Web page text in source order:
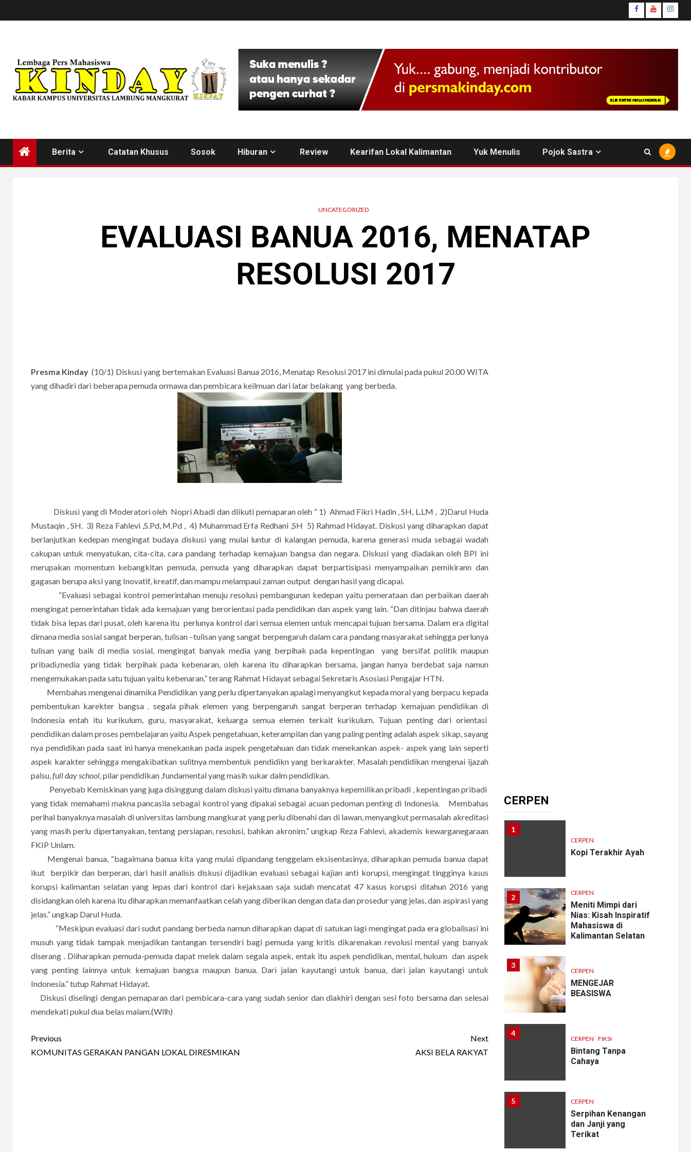
to
facebook
youtube
Berita Catatan Khusus Sosok Hiburan Review Kearifan Lokal Kalimantan Yuk Menulis Pojok Sastra
UNCATEGORIZED
EVALUASI BANUA 2016, MENATAP
RESOLUSI 2017
Presma Kinday (10/1) Diskusi yang bertemakan Evaluasi Banua 2016, Menatap Resolusi 2017 ini dimulai pada pukul 20.00 WITA
yang dihadiri dari beberapa pemuda ormawa dan pembicara keilmuan dari latar belakang yang berbeda.
Diskusi yang di Moderatori oleh Nopri Abadi dan diikuti pemaparan oleh ” 1) Ahmad Fikri Hadin , SH, L.LM , 2)Darul Huda
Mustaqin , SH. 3) Reza Fahlevi ,S.Pd, M.Pd , 4) Muhammad Erfa Redhani ,SH 5) Rahmad Hidayat. Diskusi yang diharapkan dapat
berlanjutkan kedepan mengingat budaya diskusi yang mulai luntur di kalangan pemuda, karena generasi muda sebagai wadah
cakupan untuk menyatukan, cita-cita, cara pandang terhadap kemajuan bangsa dan negara. Diskusi yang diadakan oleh BPI ini
merupakan momentum kebangkitan pemuda, pemuda yang diharapkan dapat berpartisipasi menyampaikan pemikirann dan
gagasan berupa aksi yang Inovatif, kreatif, dan mampu melampaui zaman output dengan hasil yang dicapai.
“Evaluasi sebagai kontrol pemerintahan menuju resolusi pembangunan kedepan yaitu pemerataan dan perbaikan daerah
mengingat pemerintahan tidak ada kemajuan yang berorientasi pada pendidikan dan aspek yang lain. “Dan ditinjau bahwa daerah
tidak bisa lepas dari pusat, oleh karena itu perlunya kontrol dari semua elemen untuk mencapai tujuan bersama. Dalam era digital
dimana media sosial sangat berperan, tulisan –tulisan yang sangat berpengaruh dalam cara pandang masyarakat sehingga perlunya
tulisan yang baik di media sosial, mengingat banyak media yang berpihak pada kepentingan yang bersifat politik maupun
pribadi,media yang tidak berpihak pada kebenaran, oleh karena itu diharapkan bersama, jangan hanya berdebat saja namun
mengemukakan pada satu tujuan yaitu kebenaran.” terang Rahmat Hidayat sebagai Sekretaris Asosiasi Pengajar HTN.
Membahas mengenai dinamika Pendidikan yang perlu dipertanyakan apalagi menyangkut kepada moral yang berpacu kepada
pembentukan karekter bangsa . segala pihak elemen yang berpengaruh sangat berperan terhadap kemajuan pendidikan di
Indonesia entah itu kurikulum, guru, masyarakat, keluarga semua elemen terkait kurikulum. Tujuan penting dari orientasi
pendidikan dalam proses pembelajaran yaitu Aspek pengetahuan, keterampilan dan yang paling penting adalah aspek sikap, sayang
nya pendidikan pada saat ini hanya menekankan pada aspek pengetahuan dan tidak menekankan aspek- aspek yang lain seperti
aspek karakter sehingga mengakibatkan sulitnya membentuk pendidikn yang berkarakter. Masalah pendidikan mengenai ijazah
palsu, full day school , pilar pendidikan ,fundamental yang masih sukar dalm pendidikan.
Penyebab Kemiskinan yang juga disinggung dalam diskusi yaitu dimana banyaknya kepemilikan pribadi , kepentingan pribadi
yang tidak memahami makna pancasila sebagai kontrol yang dipakai sebagai acuan pedoman penting di Indonesia. Membahas
perihal banyaknya masalah di universitas lambung mangkurat yang perlu dibenahi dan di lawan, menyangkut permasalah akreditasi
yang masih perlu dipertanyakan, tentang persiapan, resolusi, bahkan akronim.” ungkap Reza Fahlevi, akademis kewarganegaraan
FKIP Unlam.
Mengenai banua, “bagaimana banua kita yang mulai dipandang tenggelam eksisentasinya, diharapkan pemuda banua dapat
ikut berpikir dan berperan, dari hasil analisis diskusi dijadikan evaluasi sebagai kajian anti korupsi, mengingat tingginya kasus
korupsi kalimantan selatan yang lepas dari kontrol dari kejaksaan saja sudah mencatat 47 kasus korupsi ditahun 2016 yang
disidangkan oleh karena itu diharapkan memanfaatkan celah yang diberikan dengan data dan prosedur yang jelas, dan aspirasi yang
jelas.” ungkap Darul Huda.
“Meskipun evaluasi dari sudut pandang berbeda namun diharapkan dapat di satukan lagi mengingat pada era globalisasi ini
musuh yang tidak tampak menjadikan tantangan tersendiri bagi pemuda yang kritis dikarenakan revolusi mental yang banyak
diserang . Diiharapkan pemuda-pemuda dapat melek dalam segala aspek, entak itu aspek pendidikan, mental, hukum dan aspek
yang penting lainnya untuk kemajuan bangsa maupun banua. Dari jalan kayutangi untuk banua, dari jalan kayutangi untuk
Indonesia.” tutup Rahmat Hidayat.
Diskusi diselingi dengan pemaparan dari pembicara-cara yang sudah senior dan diakhiri dengan sesi foto bersama dan selesai
mendekati pukul dua belas malam.(Wllh)
Continue
Reading
Previous
KOMUNITAS GERAKAN PANGAN LOKAL DIRESMIKAN
Next
AKSI BELA RAKYAT
CERPEN
1
CERPEN
Kopi Terakhir Ayah
2 CERPEN
Meniti Mimpi dari
Nias: Kisah Inspiratif
Mahasiswa di
Kalimantan Selatan
3
CERPEN
MENGEJAR
BEASISWA
4
CERPEN FIKSI
Bintang Tanpa
Cahaya
5 CERPEN
Serpihan Kenangan
dan Janji yang
Terikat